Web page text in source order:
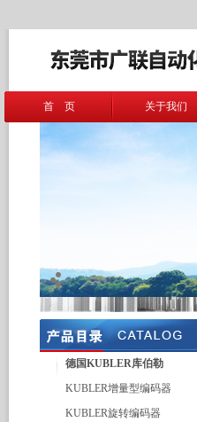
首 页 关于我们
德国KUBLER库伯勒
KUBLER增量型编码器
KUBLER旋转编码器